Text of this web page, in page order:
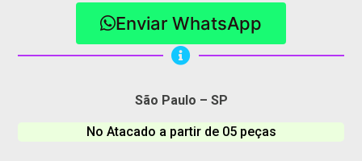
Enviar WhatsApp
São Paulo – SP
No Atacado a partir de 05 peças